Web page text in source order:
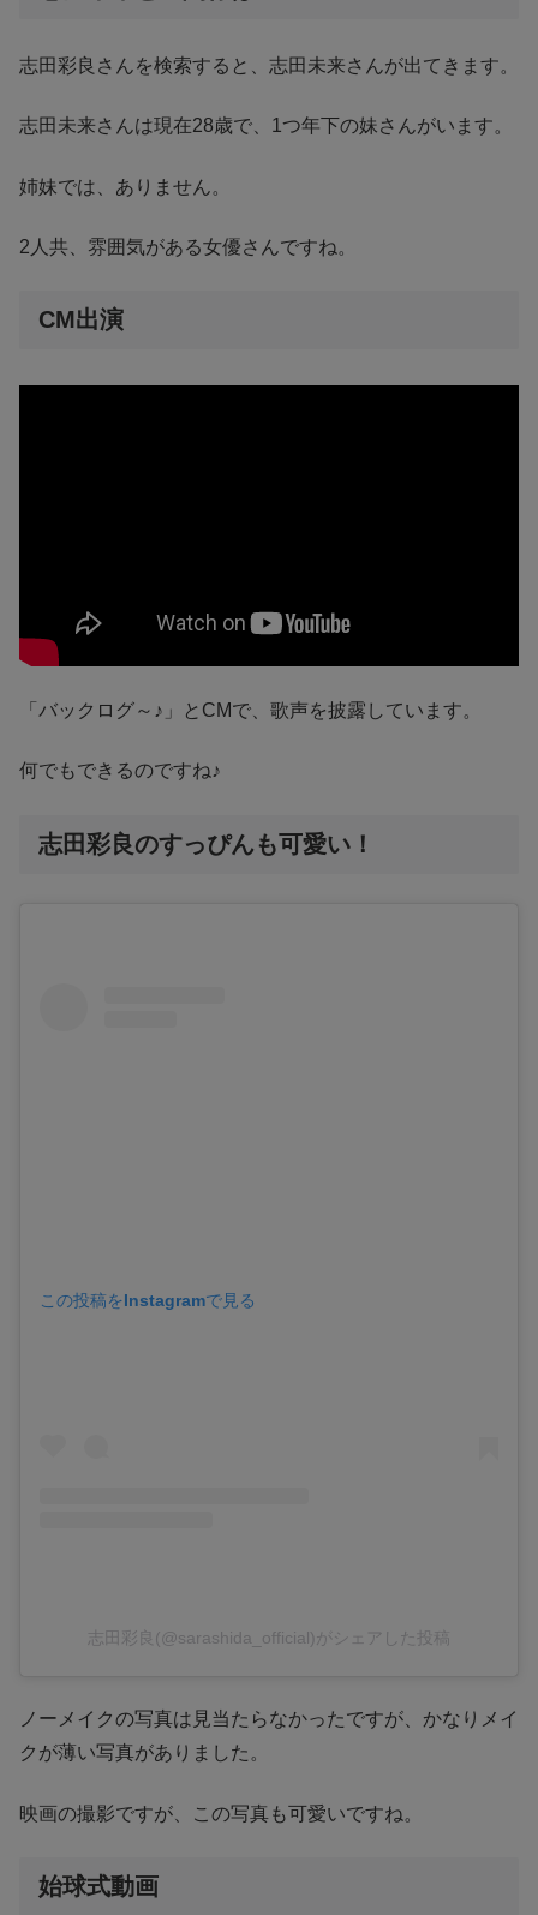
志田彩良さんを検索すると、志田未来さんが出てきます。
志田未来さんは現在28歳で、1つ年下の妹さんがいます。
姉妹では、ありません。
2人共、雰囲気がある女優さんですね。
CM出演
「バックログ～♪」とCMで、歌声を披露しています。
何でもできるのですね♪
志田彩良のすっぴんも可愛い！
この投稿をInstagramで見る
志田彩良(@sarashida_official)がシェアした投稿
ノーメイクの写真は見当たらなかったですが、かなりメイ
クが薄い写真がありました。
映画の撮影ですが、この写真も可愛いですね。
始球式動画